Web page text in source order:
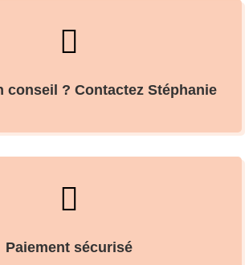

conseil ? Contactez Stéphanie

Paiement sécurisé